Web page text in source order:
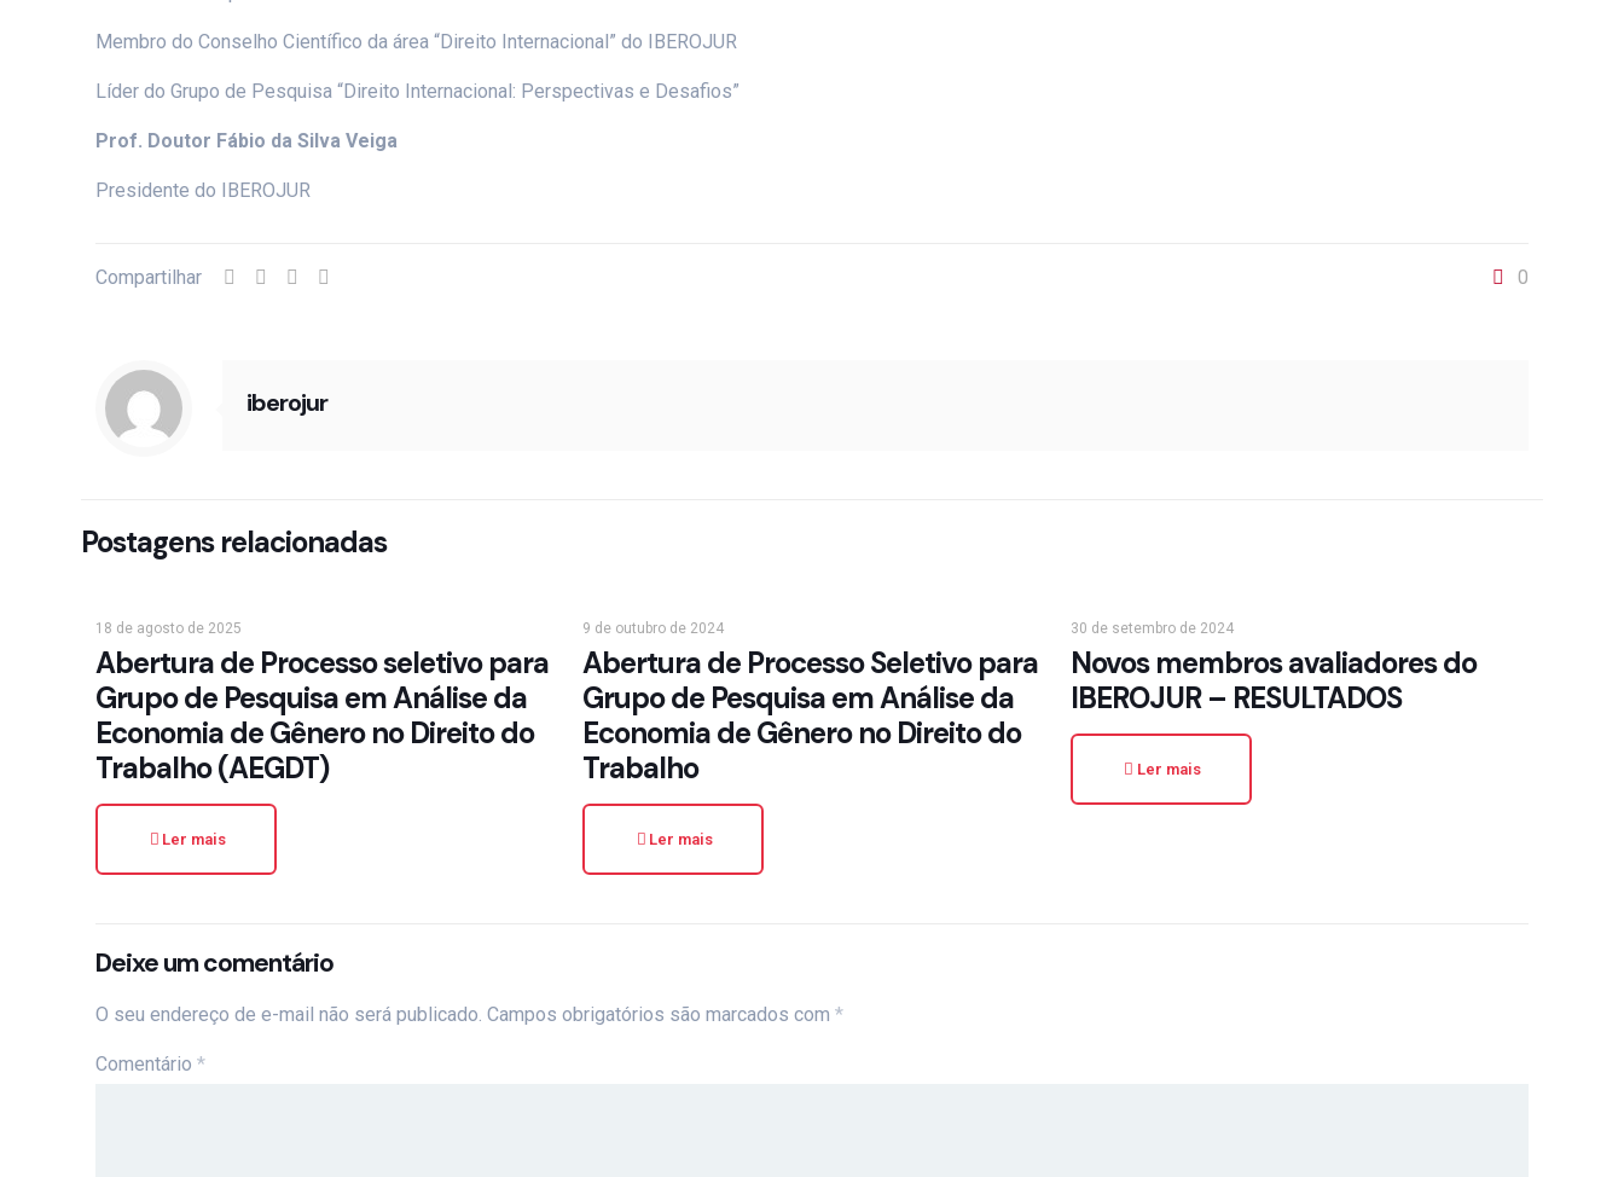
Membro do Conselho Científico da área “Direito Internacional” do IBEROJUR
Líder do Grupo de Pesquisa “Direito Internacional: Perspectivas e Desafios”
Prof. Doutor Fábio da Silva Veiga
Presidente do IBEROJUR
Compartilhar 0
iberojur
Postagens relacionadas
18 de agosto de 2025
Abertura de Processo seletivo para
Grupo de Pesquisa em Análise da
Economia de Gênero no Direito do
Trabalho (AEGDT)
Ler mais
9 de outubro de 2024
Abertura de Processo Seletivo para
Grupo de Pesquisa em Análise da
Economia de Gênero no Direito do
Trabalho
Ler mais
30 de setembro de 2024
Novos membros avaliadores do
IBEROJUR – RESULTADOS
Ler mais
Deixe um comentário
O seu endereço de e-mail não será publicado. Campos obrigatórios são marcados com *
Comentário *